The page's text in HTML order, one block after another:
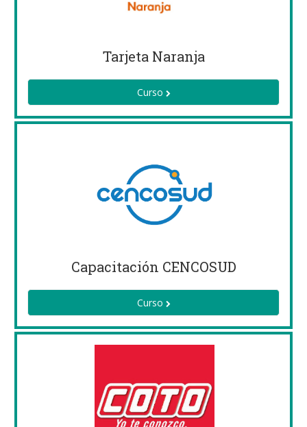
Tarjeta Naranja
Curso
Capacitación CENCOSUD
Curso